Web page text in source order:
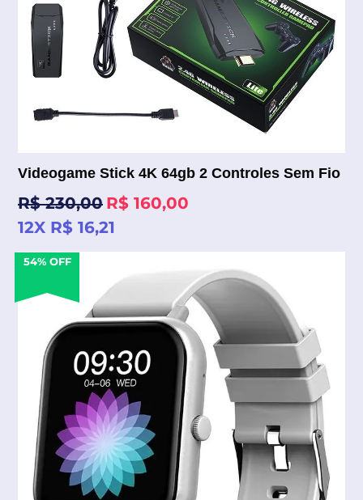
Videogame Stick 4K 64gb 2 Controles Sem Fio
Preço
normal
R$ 230,00 R$ 160,00
12X R$ 16,21
54% OFF